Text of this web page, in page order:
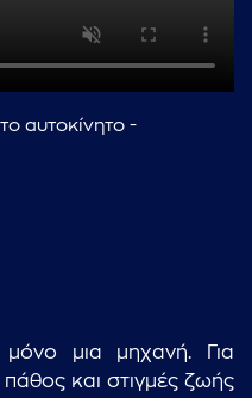
αυτοκίνητο -
μόνο μια μηχανή. Για
πάθος και στιγμές ζωής